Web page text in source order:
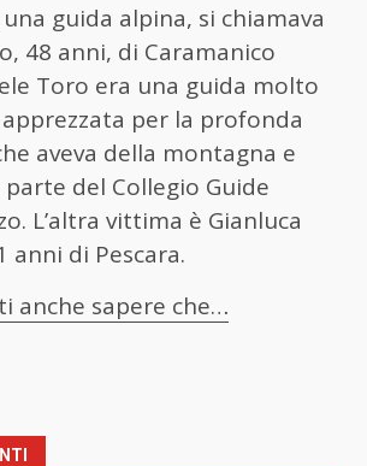
guida alpina, si chiamava
48 anni, di Caramanico
Toro era una guida molto
per la profonda
aveva della montagna e
del Collegio Guide
L’altra vittima è Gianluca
anni di Pescara.
anche sapere che…